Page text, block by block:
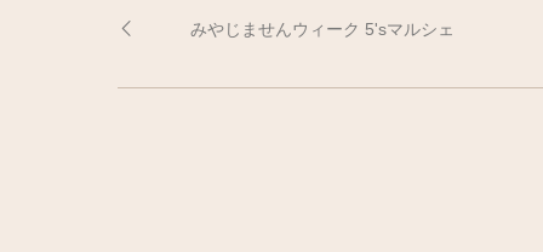
みやじませんウィーク 5'sマルシェ